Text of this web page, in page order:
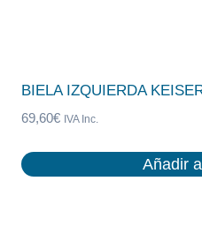
BIELA IZQUIERDA
69,60€ IVA Inc.
Añadir